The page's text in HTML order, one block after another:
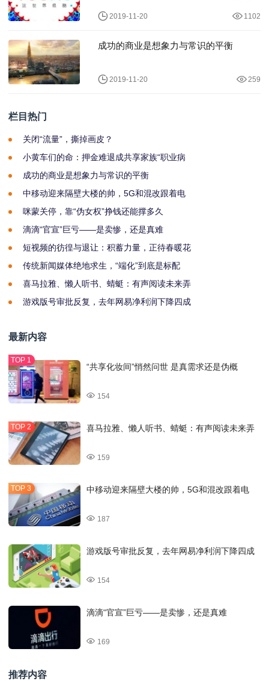
2019-11-20 1102
成功的商业是想象力与常识的平衡
2019-11-20 259
栏目热门
关闭“流量”，撕掉画皮？
小黄车们的命：押金难退成共享家族“职业病
成功的商业是想象力与常识的平衡
中移动迎来隔壁大楼的帅，5G和混改跟着电
咪蒙关停，靠“伪女权”挣钱还能撑多久
滴滴“官宣”巨亏——是卖惨，还是真难
短视频的彷徨与退让：积蓄力量，正待春暖花
传统新闻媒体绝地求生，“端化”到底是标配
喜马拉雅、懒人听书、蜻蜓：有声阅读未来弄
游戏版号审批反复，去年网易净利润下降四成
最新内容
“共享化妆间”悄然问世 是真需求还是伪概
154
喜马拉雅、懒人听书、蜻蜓：有声阅读未来弄
159
中移动迎来隔壁大楼的帅，5G和混改跟着电
187
游戏版号审批反复，去年网易净利润下降四成
154
滴滴“官宣”巨亏——是卖惨，还是真难
169
推荐内容